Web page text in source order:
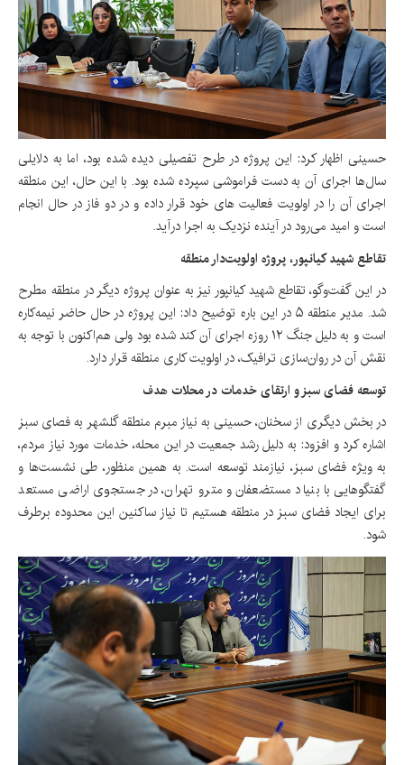
حسینی اظهار کرد: این پروژه در طرح تفصیلی دیده شده بود، اما به دلایلی
سال‌ها اجرای آن به دست فراموشی سپرده شده بود. با این حال، این منطقه
اجرای آن را در اولویت فعالیت های خود قرار داده و در دو فاز در حال انجام
است و امید می‌رود در آینده نزدیک به اجرا درآید.
تقاطع شهید کیانپور، پروژه اولویت‌دار منطقه
در این گفت‌وگو، تقاطع شهید کیانپور نیز به عنوان پروژه دیگر در منطقه مطرح
شد. مدیر منطقه ۵ در این باره توضیح داد: این پروژه در حال حاضر نیمه‌کاره
است و به دلیل جنگ ۱۲ روزه اجرای آن کند شده بود ولی هم‌اکنون با توجه به
نقش آن در روان‌سازی ترافیک، در اولویت کاری منطقه قرار دارد.
توسعه فضای سبز و ارتقای خدمات در محلات هدف
در بخش دیگری از سخنان، حسینی به نیاز مبرم منطقه گلشهر به فصای سبز
اشاره کرد و افزود: به دلیل رشد جمعیت در این محله، خدمات مورد نیاز مردم،
به ویژه فضای سبز، نیازمند توسعه است. به همین منظور، طی نشست‌ها و
گفتگوهایی با بنیاد مستضعفان و مترو تهران، در جستجوی اراضی مستعد
برای ایجاد فضای سبز در منطقه هستیم تا نیاز ساکنین این محدوده برطرف
شود.